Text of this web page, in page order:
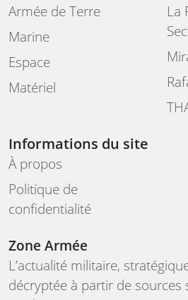
Armée de Terre
Marine
Espace
Matériel
La
Informations du site
À propos
Politique de
confidentialité
Zone Armée
L’actualité militaire,
décryptée à partir de sources